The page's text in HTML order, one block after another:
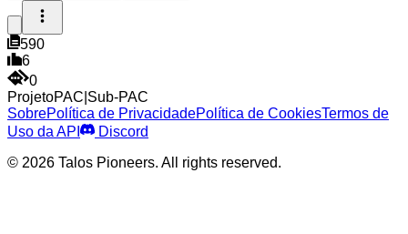
590
6
0
ProjetoPAC Sub-PAC
SobrePolítica de PrivacidadePolítica de CookiesTermos de
Uso da API
Discord
© 2026 Talos Pioneers. All rights reserved.